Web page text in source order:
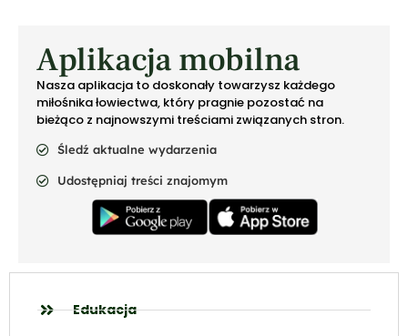
Aplikacja mobilna
Nasza aplikacja to doskonały towarzysz każdego
miłośnika łowiectwa, który pragnie pozostać na
bieżąco z najnowszymi treściami związanych stron.
Śledź aktualne wydarzenia
Udostępniaj treści znajomym
Edukacja